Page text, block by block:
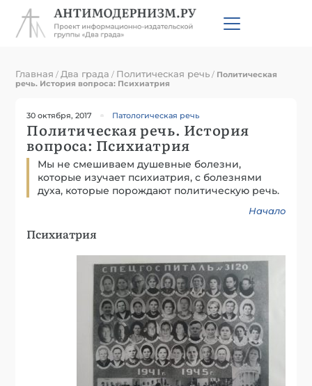
Главная / Два града / Политическая речь / Политическая
речь. История вопроса: Психиатрия
30 октября, 2017 Патологическая речь
Политическая речь. История
вопроса: Психиатрия
Мы не смешиваем душевные болезни,
которые изучает психиатрия, с болезнями
духа, которые порождают политическую речь.
Начало
Психиатрия